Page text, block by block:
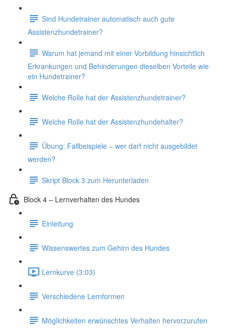
Sind Hundetrainer automatisch auch gute
Assistenzhundetrainer?
Warum hat jemand mit einer Vorbildung hinsichtlich
Erkrankungen und Behinderungen dieselben Vorteile wie
ein Hundetrainer?
Welche Rolle hat der Assistenzhundetrainer?
Welche Rolle hat der Assistenzhundehalter?
Übung: Fallbeispiele – wer darf nicht ausgebildet
werden?
Skript Block 3 zum Herunterladen
Block 4 – Lernverhalten des Hundes
Einleitung
Wissenswertes zum Gehirn des Hundes
Lernkurve (3:03)
Verschiedene Lernformen
Möglichkeiten erwünschtes Verhalten hervorzurufen